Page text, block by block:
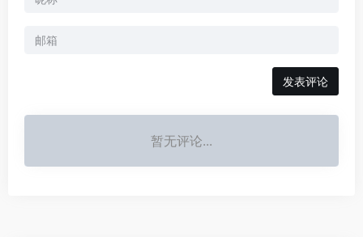
发表评论
暂无评论...